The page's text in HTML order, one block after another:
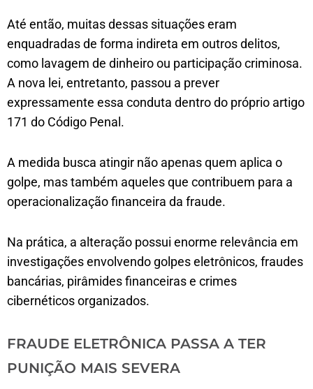
Até então, muitas dessas situações eram
enquadradas de forma indireta em outros delitos,
como lavagem de dinheiro ou participação criminosa.
A nova lei, entretanto, passou a prever
expressamente essa conduta dentro do próprio artigo
171 do Código Penal.
A medida busca atingir não apenas quem aplica o
golpe, mas também aqueles que contribuem para a
operacionalização financeira da fraude.
Na prática, a alteração possui enorme relevância em
investigações envolvendo golpes eletrônicos, fraudes
bancárias, pirâmides financeiras e crimes
cibernéticos organizados.
FRAUDE ELETRÔNICA PASSA A TER
PUNIÇÃO MAIS SEVERA